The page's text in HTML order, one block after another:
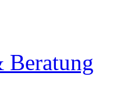
Beratung